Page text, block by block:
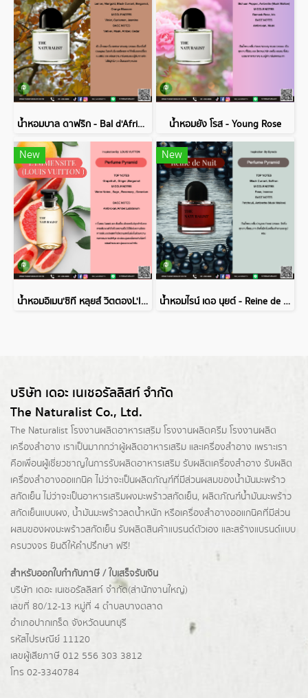
น้ำหอมบาล ดาฟริก - Bal d'Afrique น้ำหอมยัง โรส - Young Rose
New
น้ำหอมอิเมน'ซิที หลุยส์ วิตตองL'IMMENSITE (LOUIS VUITTON )
New
น้ำหอมไรน์ เดอ นุยต์ - Reine de Nuit
บริษัท เดอะ เนเชอรัลลิสท์ จำกัด
The Naturalist Co., Ltd.
The Naturalist โรงงานผลิตอาหารเสริม โรงงานผลิตครีม โรงงานผลิต
เครื่องสำอาง เราเป็นมากกว่าผู้ผลิตอาหารเสริม และเครื่องสำอาง เพราะเรา
คือเพื่อนผู้เชี่ยวชาญในการรับผลิตอาหารเสริม รับผลิตเครื่องสำอาง รับผลิต
เครื่องสำอางออแกนิค ไม่ว่าจะเป็นผลิตภัณฑ์ที่มีส่วนผสมของน้ำมันมะพร้าว
สกัดเย็น ไม่ว่าจะเป็นอาหารเสริมผงมะพร้าวสกัดเย็น, ผลิตภัณฑ์น้ำมันมะพร้าว
สกัดเย็นแบบผง, น้ำมันมะพร้าวลดน้ำหนัก หรือเครื่องสำอางออแกนิคที่มีส่วน
ผสมของผงมะพร้าวสกัดเย็น รับผลิตสินค้าแบรนด์ตัวเอง และสร้างแบรนด์แบบ
ครบวงจร ยินดีให้คำปรึกษา ฟรี!
สำหรับออกใบกำกับภาษี / ใบเสร็จรับเงิน
บริษัท เดอะ เนเชอรัลลิสท์ จำกัด(ส่านักงานใหญ่)
เลขที่ 80/12-13 หมู่ที่ 4 ตำบลบางตลาด
อำเภอปากเกร็ด จังหวัดนนทบุรี
รหัสไปรษณีย์ 11120
เลขผู้เสียภาษี 012 556 303 3812
โทร 02-3340784